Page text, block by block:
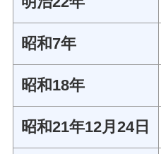
昭和7年
昭和18年
昭和21年12月24日